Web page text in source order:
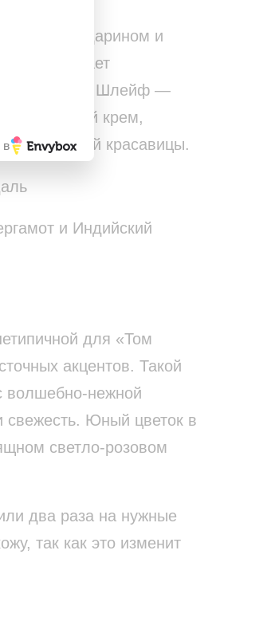
мандарином и
обнимает
с миндалем. Шлейф —
миндальный крем,
красавицы.
и Индийский
для «Том
акцентов. Такой
волшебно-нежной
свежесть. Юный цветок в
светло-розовом
два раза на нужные
так как это изменит
в